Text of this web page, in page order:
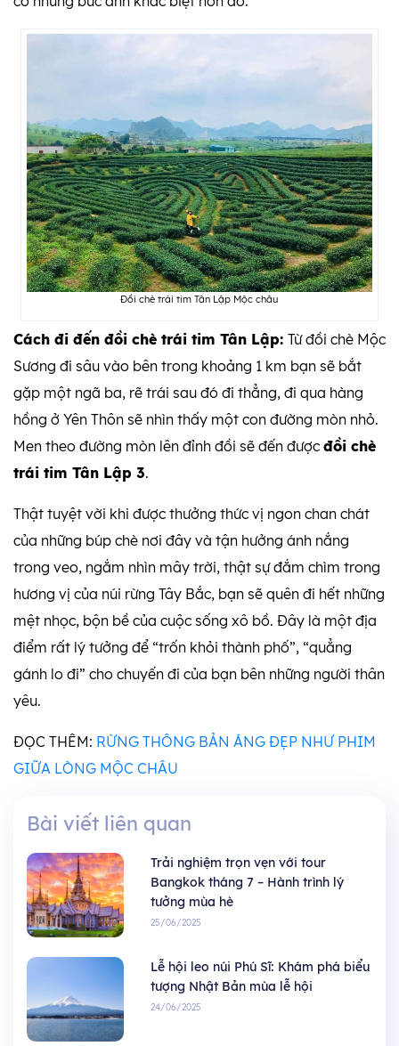
Đồi chè trái tim Tân Lập Mộc châu
Cách đi đến đồi chè trái tim Tân Lập: Từ đồi chè Mộc
Sương đi sâu vào bên trong khoảng 1 km bạn sẽ bắt
gặp một ngã ba, rẽ trái sau đó đi thẳng, đi qua hàng
hồng ở Yên Thôn sẽ nhìn thấy một con đường mòn nhỏ.
Men theo đường mòn lên đỉnh đồi sẽ đến được đồi chè
trái tim Tân Lập 3.
Thật tuyệt vời khi được thưởng thức vị ngon chan chát
của những búp chè nơi đây và tận hưởng ánh nắng
trong veo, ngắm nhìn mây trời, thật sự đắm chìm trong
hương vị của núi rừng Tây Bắc, bạn sẽ quên đi hết những
mệt nhọc, bộn bề của cuộc sống xô bồ. Đây là một địa
điểm rất lý tưởng để “trốn khỏi thành phố”, “quẳng
gánh lo đi” cho chuyến đi của bạn bên những người thân
yêu.
ĐỌC THÊM: RỪNG THÔNG BẢN ÁNG ĐẸP NHƯ PHIM
GIỮA LÒNG MỘC CHÂU
Bài viết liên quan
Trải nghiệm trọn vẹn với tour
Bangkok tháng 7 – Hành trình lý
tưởng mùa hè
25/06/2025
Lễ hội leo núi Phú Sĩ: Khám phá biểu
tượng Nhật Bản mùa lễ hội
24/06/2025